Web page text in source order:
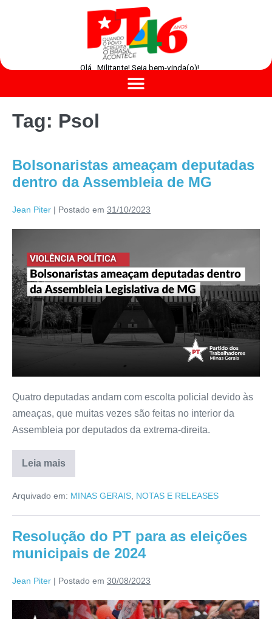
Olá , Militante! Seja bem-vinda(o)!
Tag: Psol
Bolsonaristas ameaçam deputadas
dentro da Assembleia de MG
Jean Piter | Postado em 31/10/2023
Quatro deputadas andam com escolta policial devido às
ameaças, que muitas vezes são feitas no interior da
Assembleia por deputados da extrema-direita.
Leia mais
Arquivado em: MINAS GERAIS NOTAS E RELEASES
Resolução do PT para as eleições
municipais de 2024
Jean Piter | Postado em 30/08/2023